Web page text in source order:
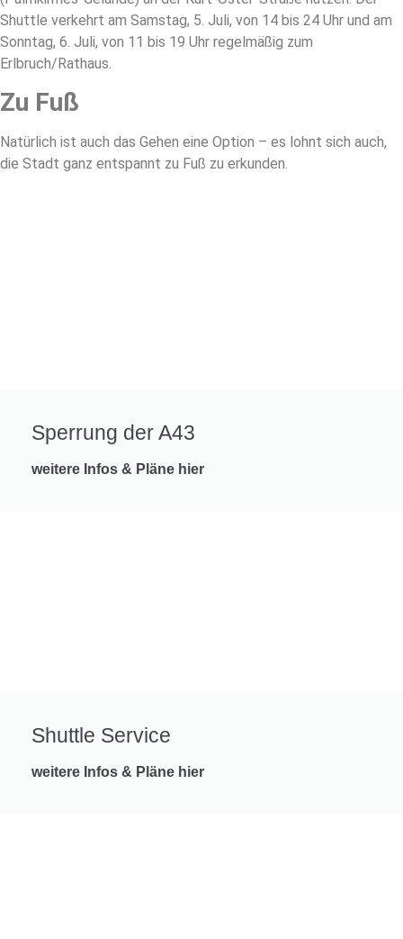
Shuttle verkehrt am Samstag, 5. Juli, von 14 bis 24 Uhr und am
Sonntag, 6. Juli, von 11 bis 19 Uhr regelmäßig zum
Erlbruch/Rathaus.
Zu Fuß
Natürlich ist auch das Gehen eine Option – es lohnt sich auch,
die Stadt ganz entspannt zu Fuß zu erkunden.
Sperrung der A43
weitere Infos & Pläne hier
Shuttle Service
weitere Infos & Pläne hier